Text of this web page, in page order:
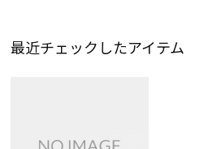
最近チェックしたアイテム